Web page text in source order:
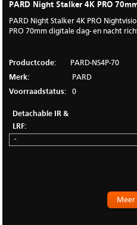
PARD Night Stalker 4K PRO
PARD Night Stalker 4K PRO
PRO 70mm digitale dag- en nacht
Productcode:
PARD-NS4P-70
Merk:
PARD
Voorraadstatus:
0
Detachable IR &
LRF: